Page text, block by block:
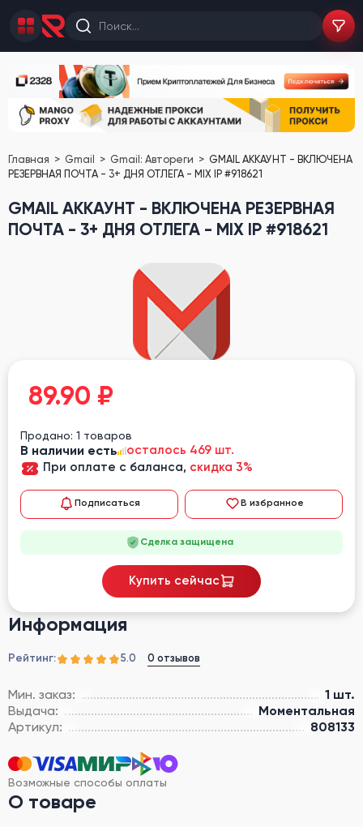
Главная Gmail Gmail: Автореги
GMAIL АККАУНТ - ВКЛЮЧЕНА
РЕЗЕРВНАЯ ПОЧТА - 3+ ДНЯ ОТЛЕГА - MIX IP #918621
GMAIL АККАУНТ - ВКЛЮЧЕНА РЕЗЕРВНАЯ
ПОЧТА - 3+ ДНЯ ОТЛЕГА - MIX IP #918621
Информация
Рейтинг: 5.0 0 отзывов
Мин. заказ:
1 шт.
Выдача:
Моментальная
Артикул:
808133
Возможные способы оплаты
О товаре
89.90 ₽
Продано: 1 товаров
В наличии есть
осталось 469 шт.
При оплате с баланса, скидка 3%
Подписаться В избранное
Сделка защищена
Купить сейчас